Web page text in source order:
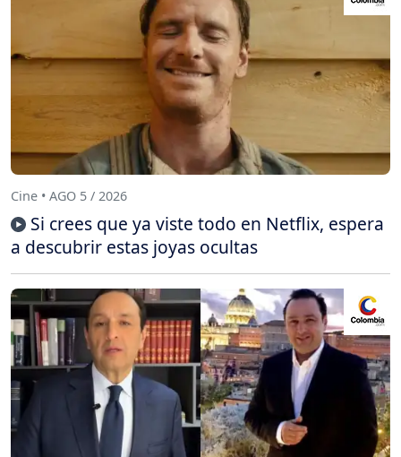
Cine • AGO 5 / 2026
Si crees que ya viste todo en Netflix, espera
a descubrir estas joyas ocultas